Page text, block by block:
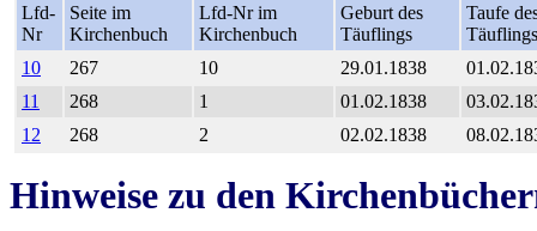
Lfd-
Nr
Seite im
Kirchenbuch
Lfd-Nr im
Kirchenbuch
Geburt des
Täuflings
Taufe
Täuflings
10
267 10 29.01.1838
11
268 1 01.02.1838
12
268 2 02.02.1838
Hinweise zu den